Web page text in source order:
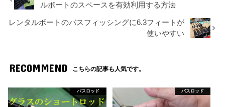
ルボートのスペースを有効利用する方法
レンタルボートのバスフィッシングに6.3フィートが
使いやすい
RECOMMEND こちらの記事も人気です。
バスロッド バスロッド